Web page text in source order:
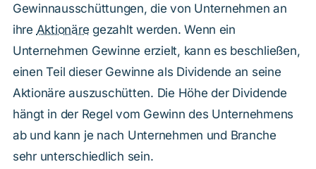
Gewinnausschüttungen, die von Unternehmen an
ihre Aktionäre gezahlt werden. Wenn ein
Unternehmen Gewinne erzielt, kann es beschließen,
einen Teil dieser Gewinne als Dividende an seine
Aktionäre auszuschütten. Die Höhe der Dividende
hängt in der Regel vom Gewinn des Unternehmens
ab und kann je nach Unternehmen und Branche
sehr unterschiedlich sein.